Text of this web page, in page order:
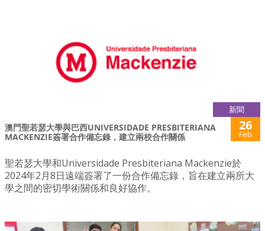
新聞
澳門聖若瑟大學與巴西UNIVERSIDADE PRESBITERIANA
MACKENZIE簽署合作備忘錄，建立兩校合作關係
26
Feb
聖若瑟大學和Universidade Presbiteriana Mackenzie於
2024年2月8日遠端簽署了一份合作備忘錄，旨在建立兩所大
學之間的密切學術關係和良好協作。